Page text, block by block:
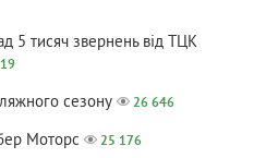
5 тисяч звернень від ТЦК
сезону 26 646
Моторс 25 176